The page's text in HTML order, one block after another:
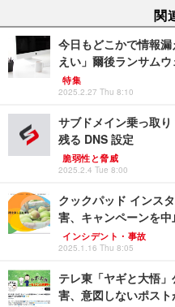
関
今日もどこかで情報
えい」爾後ランサム
特集
2025.2.27 Thu 8:10
サブドメイン乗っ取
残る DNS 設定
脆弱性と脅威
2025.2.4 Tue 8:00
クックパッド インス
害、キャンペーンを
インシデント・事故
2025.1.16 Thu 8:05
テレ東「ヤギと大悟
害、意図しないポス